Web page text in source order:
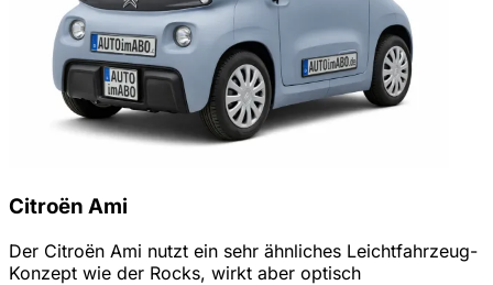
Citroën Ami
Der Citroën Ami nutzt ein sehr ähnliches Leichtfahrzeug-
Konzept wie der Rocks, wirkt aber optisch